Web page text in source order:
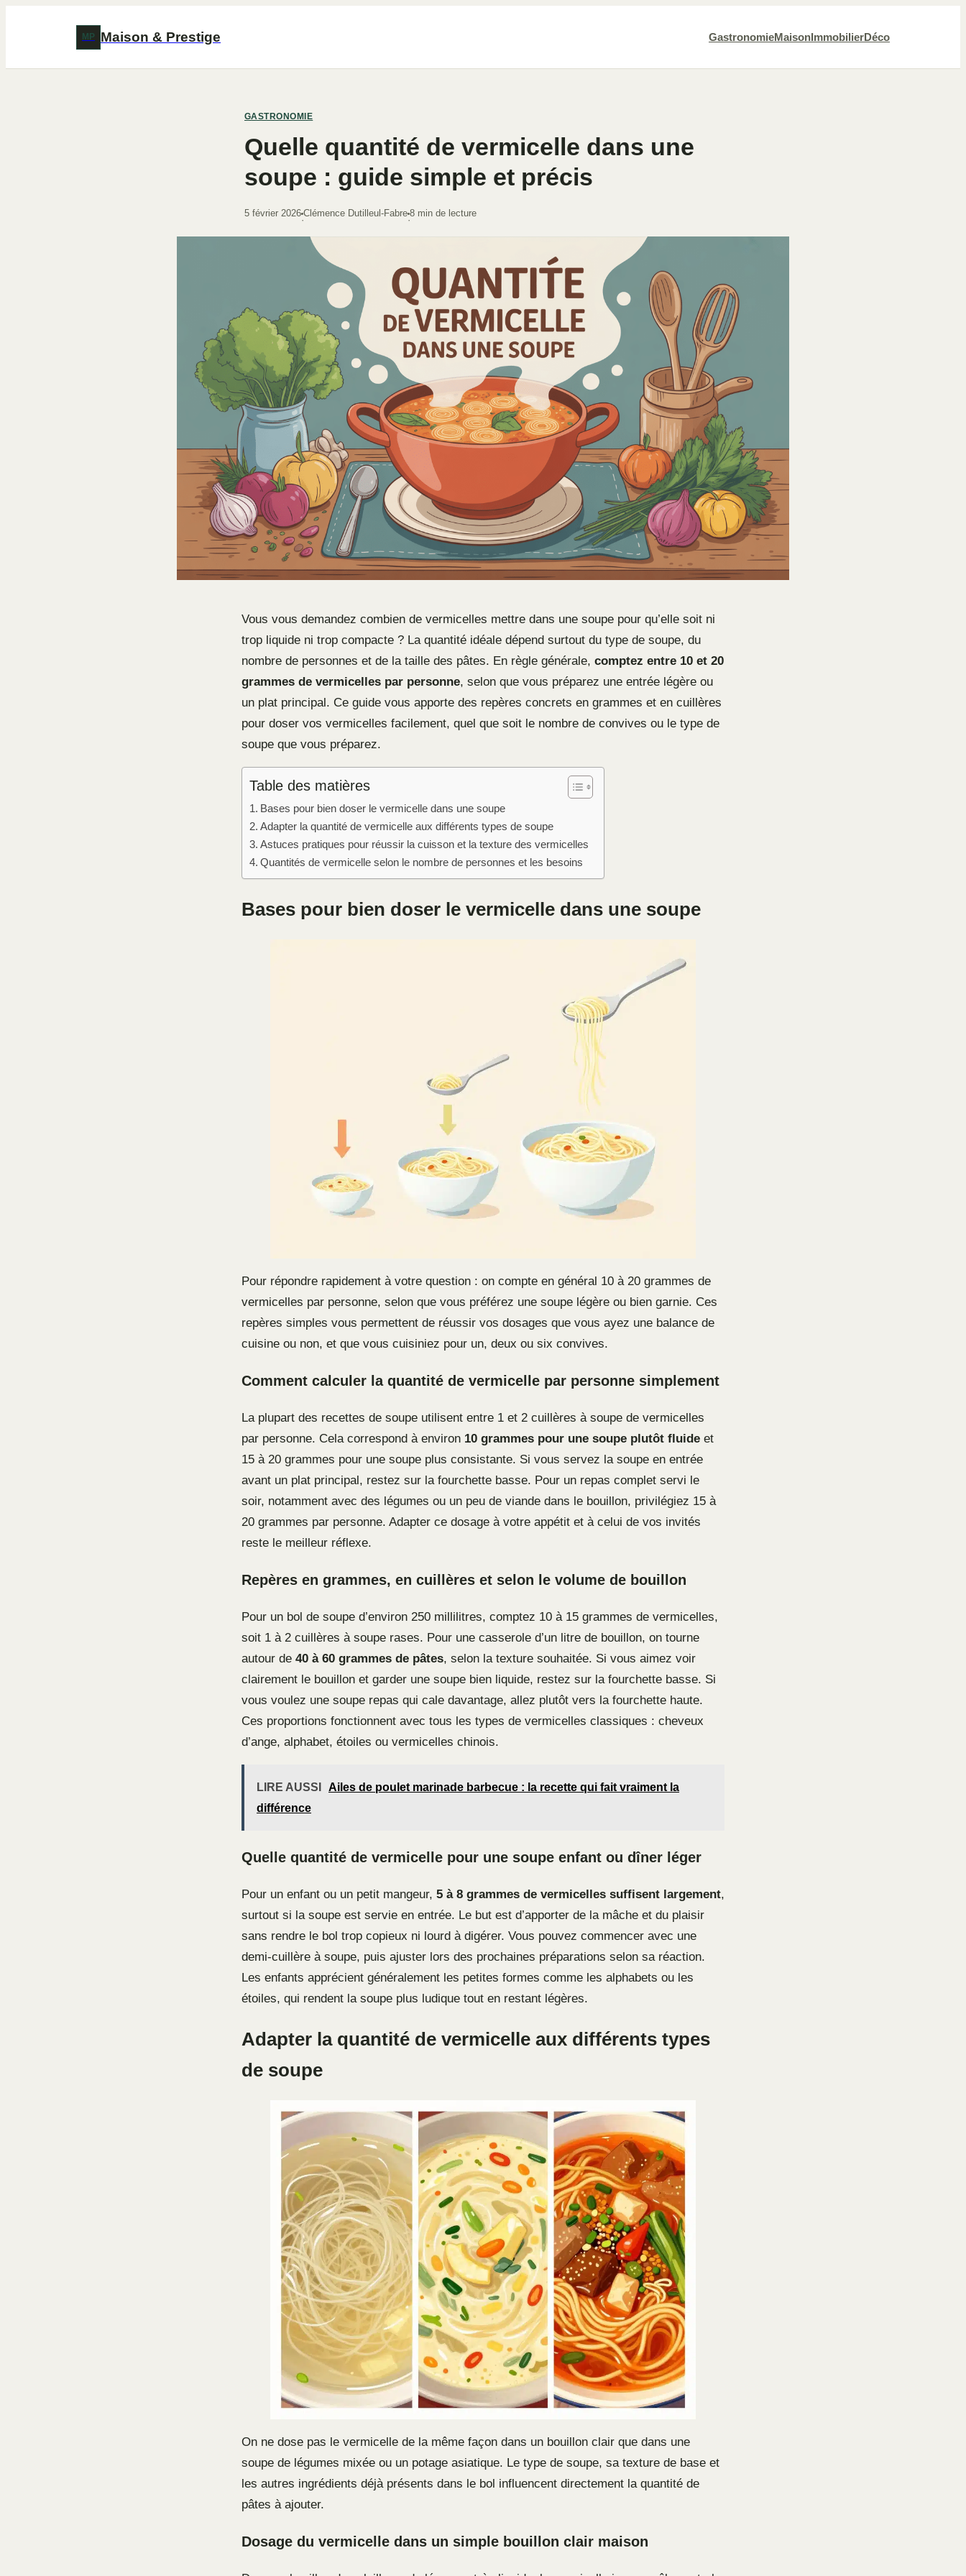
MP Maison & Prestige GastronomieMaisonImmobilierDéco
GASTRONOMIE
Quelle quantité de vermicelle dans une
soupe : guide simple et précis
5 février 2026
·
Clémence Dutilleul-Fabre
·
8 min de lecture
Vous vous demandez combien de vermicelles mettre dans une soupe pour qu’elle soit ni
trop liquide ni trop compacte ? La quantité idéale dépend surtout du type de soupe, du
nombre de personnes et de la taille des pâtes. En règle générale, comptez entre 10 et 20
grammes de vermicelles par personne, selon que vous préparez une entrée légère ou
un plat principal. Ce guide vous apporte des repères concrets en grammes et en cuillères
pour doser vos vermicelles facilement, quel que soit le nombre de convives ou le type de
soupe que vous préparez.
Table des matières
Bases pour bien doser le vermicelle dans une soupe
Adapter la quantité de vermicelle aux différents types de soupe
Astuces pratiques pour réussir la cuisson et la texture des vermicelles
Quantités de vermicelle selon le nombre de personnes et les besoins
Bases pour bien doser le vermicelle dans une soupe
Pour répondre rapidement à votre question : on compte en général 10 à 20 grammes de
vermicelles par personne, selon que vous préférez une soupe légère ou bien garnie. Ces
repères simples vous permettent de réussir vos dosages que vous ayez une balance de
cuisine ou non, et que vous cuisiniez pour un, deux ou six convives.
Comment calculer la quantité de vermicelle par personne simplement
La plupart des recettes de soupe utilisent entre 1 et 2 cuillères à soupe de vermicelles
par personne. Cela correspond à environ 10 grammes pour une soupe plutôt fluide et
15 à 20 grammes pour une soupe plus consistante. Si vous servez la soupe en entrée
avant un plat principal, restez sur la fourchette basse. Pour un repas complet servi le
soir, notamment avec des légumes ou un peu de viande dans le bouillon, privilégiez 15 à
20 grammes par personne. Adapter ce dosage à votre appétit et à celui de vos invités
reste le meilleur réflexe.
Repères en grammes, en cuillères et selon le volume de bouillon
Pour un bol de soupe d’environ 250 millilitres, comptez 10 à 15 grammes de vermicelles,
soit 1 à 2 cuillères à soupe rases. Pour une casserole d’un litre de bouillon, on tourne
autour de 40 à 60 grammes de pâtes, selon la texture souhaitée. Si vous aimez voir
clairement le bouillon et garder une soupe bien liquide, restez sur la fourchette basse. Si
vous voulez une soupe repas qui cale davantage, allez plutôt vers la fourchette haute.
Ces proportions fonctionnent avec tous les types de vermicelles classiques : cheveux
d’ange, alphabet, étoiles ou vermicelles chinois.
LIRE AUSSI
Ailes de poulet marinade barbecue : la recette qui fait vraiment la
différence
Quelle quantité de vermicelle pour une soupe enfant ou dîner léger
Pour un enfant ou un petit mangeur, 5 à 8 grammes de vermicelles suffisent largement,
surtout si la soupe est servie en entrée. Le but est d’apporter de la mâche et du plaisir
sans rendre le bol trop copieux ni lourd à digérer. Vous pouvez commencer avec une
demi-cuillère à soupe, puis ajuster lors des prochaines préparations selon sa réaction.
Les enfants apprécient généralement les petites formes comme les alphabets ou les
étoiles, qui rendent la soupe plus ludique tout en restant légères.
Adapter la quantité de vermicelle aux différents types
de soupe
On ne dose pas le vermicelle de la même façon dans un bouillon clair que dans une
soupe de légumes mixée ou un potage asiatique. Le type de soupe, sa texture de base et
les autres ingrédients déjà présents dans le bol influencent directement la quantité de
pâtes à ajouter.
Dosage du vermicelle dans un simple bouillon clair maison